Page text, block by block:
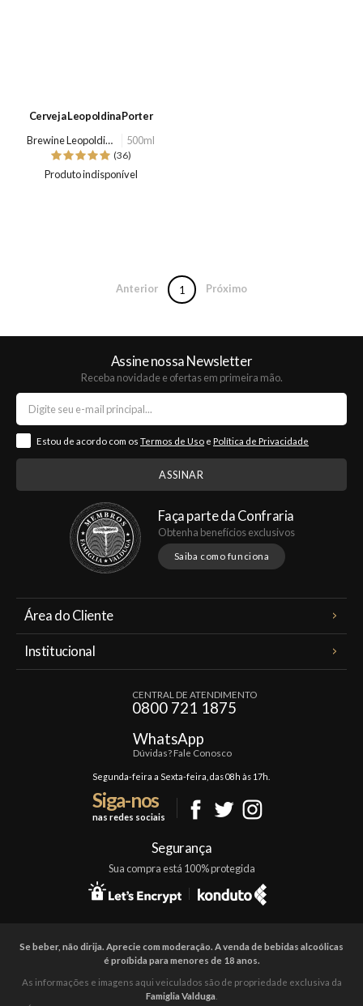
Cerveja Leopoldina Porter
Brewine Leopoldina
500ml
(36)
Produto indisponível
Anterior 1 Próximo
Assine nossa Newsletter
Receba novidade e ofertas em primeira mão.
Estou de acordo com os Termos de Uso e Política de Privacidade
Faça parte da Confraria
Obtenha benefícios exclusivos
Saiba como funciona
Área do Cliente
Meus Pedidos
Institucional
A Famiglia Valduga
Política de Privacidade
Formas de Pagamento
CENTRAL DE ATENDIMENTO
0800 721 1875
WhatsApp
Dúvidas? Fale Conosco
Segunda-feira a Sexta-feira, das 08h às 17h.
Siga-nos
nas redes sociais
Segurança
Sua compra está 100% protegida
Se beber, não dirija. Aprecie com moderação. A venda de bebidas alcoólicas
é proíbida para menores de 18 anos.
As informações e imagens aqui veiculados são de propriedade exclusiva da
Famiglia Valduga